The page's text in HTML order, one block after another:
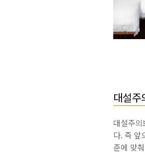
대설주
대설주
다. 즉 앞
준에 맞